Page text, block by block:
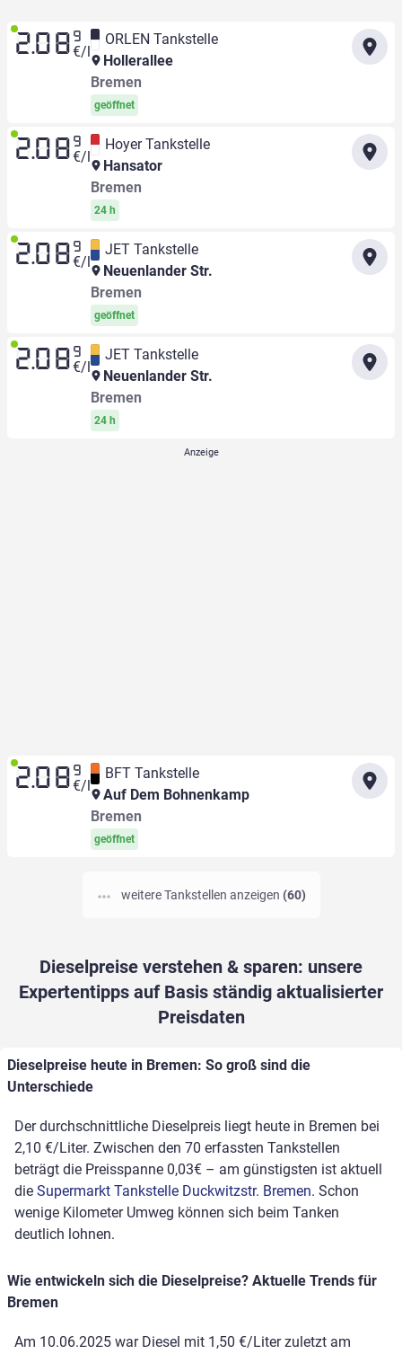
2.08 9
€/l
ORLEN Tankstelle
Hollerallee
Bremen
geöffnet
2.08 9
€/l
Hoyer Tankstelle
Hansator
Bremen
24 h
2.08 9
€/l
JET Tankstelle
Neuenlander Str.
Bremen
geöffnet
2.08 9
€/l
JET Tankstelle
Neuenlander Str.
Bremen
24 h
2.08 9
€/l
BFT Tankstelle
Auf Dem Bohnenkamp
Bremen
geöffnet
weitere Tankstellen anzeigen (60)
Dieselpreise verstehen & sparen: unsere
Expertentipps auf Basis ständig aktualisierter
Preisdaten
Dieselpreise heute in Bremen: So groß sind die
Unterschiede
Der durchschnittliche Dieselpreis liegt heute in Bremen bei
2,10 €/Liter. Zwischen den 70 erfassten Tankstellen
beträgt die Preisspanne 0,03€ – am günstigsten ist aktuell
die Supermarkt Tankstelle Duckwitzstr. Bremen. Schon
wenige Kilometer Umweg können sich beim Tanken
deutlich lohnen.
Wie entwickeln sich die Dieselpreise? Aktuelle Trends für
Bremen
Am 10.06.2025 war Diesel mit 1,50 €/Liter zuletzt am